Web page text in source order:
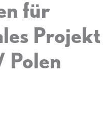
für
Projekt
Polen